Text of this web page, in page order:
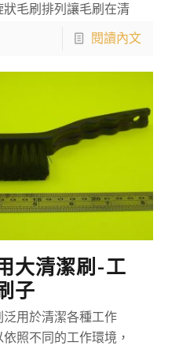
毛刷排列讓毛刷在清
閱讀內文
大清潔刷-工
子
泛用於清潔各種工作
照不同的工作環境，